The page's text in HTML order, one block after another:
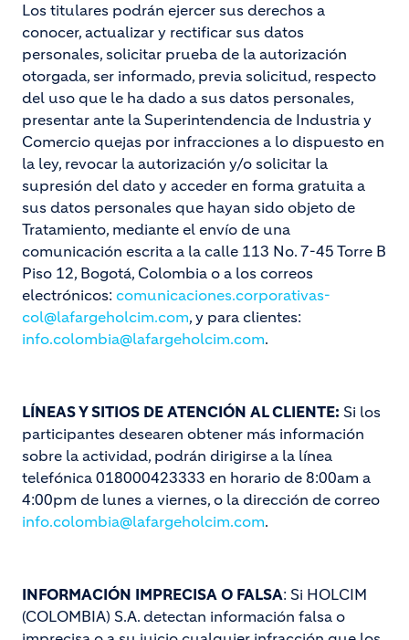
Los titulares podrán ejercer sus derechos a
conocer, actualizar y rectificar sus datos
personales, solicitar prueba de la autorización
otorgada, ser informado, previa solicitud, respecto
del uso que le ha dado a sus datos personales,
presentar ante la Superintendencia de Industria y
Comercio quejas por infracciones a lo dispuesto en
la ley, revocar la autorización y/o solicitar la
supresión del dato y acceder en forma gratuita a
sus datos personales que hayan sido objeto de
Tratamiento, mediante el envío de una
comunicación escrita a la calle 113 No. 7-45 Torre B
Piso 12, Bogotá, Colombia o a los correos
electrónicos: comunicaciones.corporativas-
col@lafargeholcim.com, y para clientes:
info.colombia@lafargeholcim.com.
LÍNEAS Y SITIOS DE ATENCIÓN AL CLIENTE: Si los
participantes desearen obtener más información
sobre la actividad, podrán dirigirse a la línea
telefónica 018000423333 en horario de 8:00am a
4:00pm de lunes a viernes, o la dirección de correo
info.colombia@lafargeholcim.com.
INFORMACIÓN IMPRECISA O FALSA: Si HOLCIM
(COLOMBIA) S.A. detectan información falsa o